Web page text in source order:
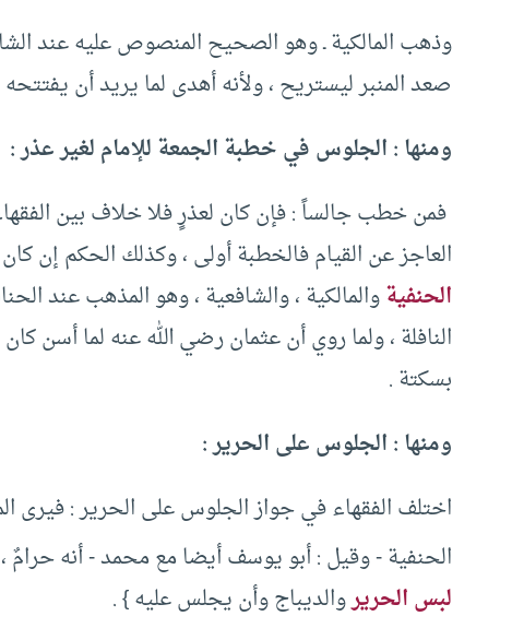
‏وذهب المالكية ـ وهو الصحيح المنصوص عليه عند
صعد المنبر ليستريح ‏،‏ ولأنه أهدى لما يريد أن يفتتحه
ومنها : الجلوس في ‏خطبة الجمعة للإمام ‏لغير عذر :‏ ‏
فمن خطب جالساً ‏:‏ فإن كان لعذرٍ فلا خلاف بين
العاجز عن القيام فالخطبة أولى ‏،‏ وكذلك الحكم إن
الحنفيةوالمالكية ‏،‏ والشافعية ‏،‏ وهو المذهب عند
النافلة ‏،‏ ولما روي أن عثمان رضي الله عنه لما أسن
بسكتة . ‏
ومنها : الجلوس على الحرير ‏:‏ ‏
‏اختلف الفقهاء في جواز الجلوس على الحرير ‏:‏ فيرى
الحنفية ‏-‏ وقيل ‏:‏ أبو يوسف أيضا مع محمد ‏-‏ أنه حرامٌ ‏،‏
لبس الحريروالديباج وأن يجلس عليه ‏}‏ ‏.‏ ‏